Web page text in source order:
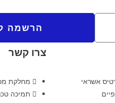
הרשמה
אשראי
צרו קשר
מחלקת
תמיכה